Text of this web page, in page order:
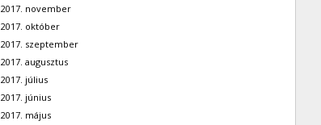
2017. november
2017. október
2017. szeptember
2017. augusztus
2017. július
2017. június
2017. május